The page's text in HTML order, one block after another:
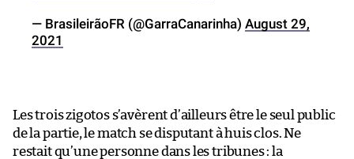
— BrasileirãoFR (@GarraCanarinha) August 29,
2021
Les trois zigotos s’avèrent d’ailleurs être le seul public
de la partie, le match se disputant à huis clos. Ne
restait qu’une personne dans les tribunes : la